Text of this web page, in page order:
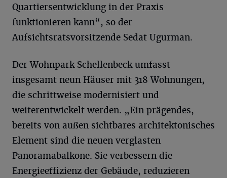
Quartiersentwicklung in der Praxis
funktionieren kann“, so der
Aufsichtsratsvorsitzende Sedat Ugurman.
Der Wohnpark Schellenbeck umfasst
insgesamt neun Häuser mit 318 Wohnungen,
die schrittweise modernisiert und
weiterentwickelt werden. „Ein prägendes,
bereits von außen sichtbares architektonisches
Element sind die neuen verglasten
Panoramabalkone. Sie verbessern die
Energieeffizienz der Gebäude, reduzieren